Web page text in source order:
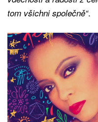
tom všichni společně“.